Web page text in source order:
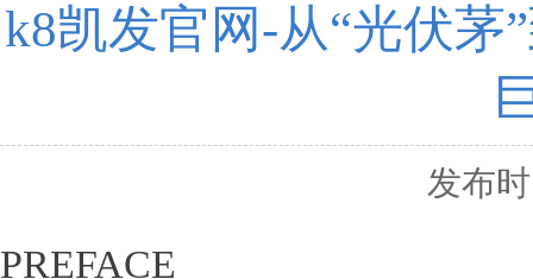
k8凯发官网-从“光伏茅
发布
PREFACE